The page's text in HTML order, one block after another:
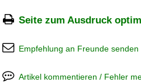
Seite zum Ausdruck
Empfehlung an Freunde senden
Artikel kommentieren / Fehler